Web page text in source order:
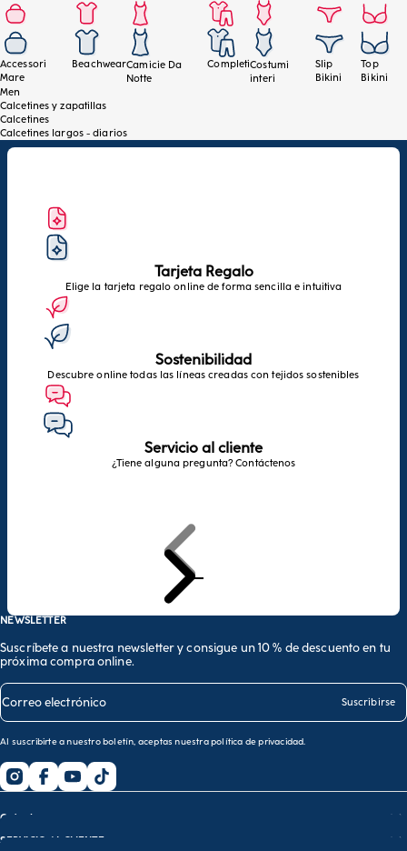
Accessori
Mare
BeachwearCamicie Da
Notte
CompletiCostumi
interi
Slip
Bikini
Top
Bikini
Men
Calcetines y zapatillas
Calcetines
Calcetines largos - diarios
Tarjeta Regalo
Elige la tarjeta regalo online de forma sencilla e intuitiva
Sostenibilidad
Descubre online todas las líneas creadas con tejidos sostenibles
Servicio al cliente
¿Tiene alguna pregunta? Contáctenos
NEWSLETTER
Suscríbete a nuestra newsletter y consigue un 10 % de descuento en tu
próxima compra online.
Correo electrónico Suscribirse
Al suscribirte a nuestro boletín, aceptas nuestrapolítica de privacidad.
Guía de compras
SERVICIO AL CLIENTE